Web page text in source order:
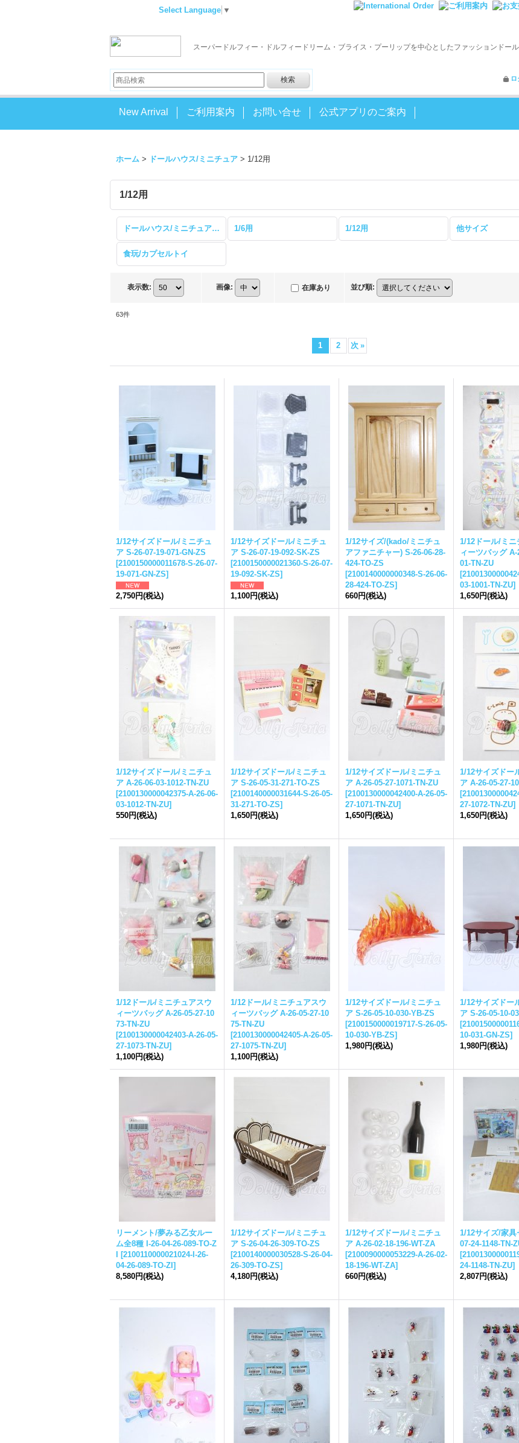
Select Language ▼
スーパードルフィー・ドルフィードリーム・ブライス・プーリップを中心としたファッションドー
New Arrival ご利用案内 お問い合せ 公式アプリのご案内
ホーム > ドールハウス/ミニチュア > 1/12用
1/12用
ドールハウス/ミニチュア (全商品) 1/6用 1/12用 他サイズ
食玩/カプセルトイ
表示数: 画像: 在庫あり 並び順:
63件
1 2 次 »
1/12サイズドール/ミニチュ
ア S-26-07-19-071-GN-ZS
[2100150000011678-S-26-07-
19-071-GN-ZS]
2,750円(税込)
1/12サイズドール/ミニチュ
ア S-26-07-19-092-SK-ZS
[2100150000021360-S-26-07-
19-092-SK-ZS]
1,100円(税込)
1/12サイズ/(kado/ミニチュ
アファニチャー) S-26-06-28-
424-TO-ZS
[2100140000000348-S-26-06-
28-424-TO-ZS]
660円(税込)
1/12ドール/ミニ
ィーツバッグ A-
01-TN-ZU
[
03-1001-TN-ZU]
1,650円(税込)
1/12サイズドール/ミニチュ
ア A-26-06-03-1012-TN-ZU
[2100130000042375-A-26-06-
03-1012-TN-ZU]
550円(税込)
1/12サイズドール/ミニチュ
ア S-26-05-31-271-TO-ZS
[2100140000031644-S-26-05-
31-271-TO-ZS]
1,650円(税込)
1/12サイズドール/ミニチュ
ア A-26-05-27-1071-TN-ZU
[2100130000042400-A-26-05-
27-1071-TN-ZU]
1,650円(税込)
1/12サイズドー
ア A-26-05-27-
[
27-1072-TN-ZU]
1,650円(税込)
1/12ドール/ミニチュアスウ
ィーツバッグ A-26-05-27-10
73-TN-ZU
[2100130000042403-A-26-05-
27-1073-TN-ZU]
1,100円(税込)
1/12ドール/ミニチュアスウ
ィーツバッグ A-26-05-27-10
75-TN-ZU
[2100130000042405-A-26-05-
27-1075-TN-ZU]
1,100円(税込)
1/12サイズドール/ミニチュ
ア S-26-05-10-030-YB-ZS
[2100150000019717-S-26-05-
10-030-YB-ZS]
1,980円(税込)
1/12サイズドー
ア S-26-05-10-
[
10-031-GN-ZS]
1,980円(税込)
リーメント/夢みる乙女ルー
ム全8種 I-26-04-26-089-TO-Z
[2100110000021024-I-26-
04-26-089-TO-ZI ]
8,580円(税込)
1/12サイズドール/ミニチュ
ア S-26-04-26-309-TO-ZS
[2100140000030528-S-26-04-
26-309-TO-ZS]
4,180円(税込)
1/12サイズドール/ミニチュ
ア A-26-02-18-196-WT-ZA
[2100090000053229-A-26-02-
18-196-WT-ZA]
660円(税込)
1/12サイズ/家具
07-24-1148-TN-
[
24-1148-TN-ZU]
2,807円(税込)